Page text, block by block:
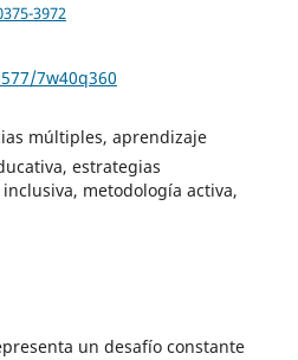
3972
7w40q360
múltiples, aprendizaje
estrategias
metodología activa,
un desafío constante